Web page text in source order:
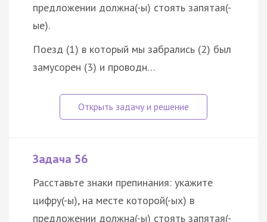
предложении должна(-ы) стоять запятая(-
ые).
Поезд (1) в который мы забрались (2) был
замусорен (3) и проводн…
Задача 56
Расставьте знаки препинания: укажите
цифру(-ы), на месте которой(-ых) в
предложении должна(-ы) стоять запятая(-